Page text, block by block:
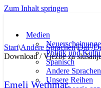
Zum Inhalt springen
Medien
Politik und
Spanisch
Andere Sprachen
Unsere Reihen
Start\Andere Sprachen\DaF/
Download / Vježbe za
Emeli Wethmar